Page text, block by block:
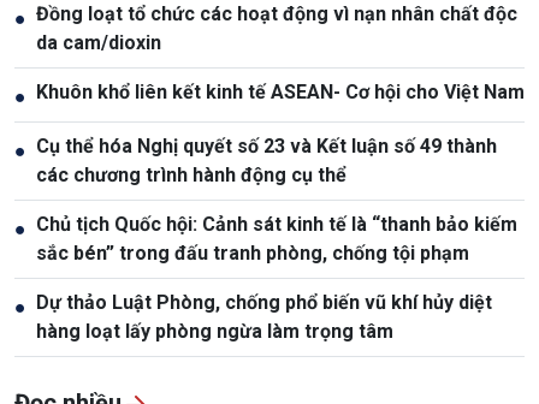
● Đồng loạt tổ chức các hoạt động vì nạn nhân chất độc
da cam/dioxin
● Khuôn khổ liên kết kinh tế ASEAN- Cơ hội cho Việt Nam
● Cụ thể hóa Nghị quyết số 23 và Kết luận số 49 thành
các chương trình hành động cụ thể
● Chủ tịch Quốc hội: Cảnh sát kinh tế là “thanh bảo kiếm
sắc bén” trong đấu tranh phòng, chống tội phạm
● Dự thảo Luật Phòng, chống phổ biến vũ khí hủy diệt
hàng loạt lấy phòng ngừa làm trọng tâm